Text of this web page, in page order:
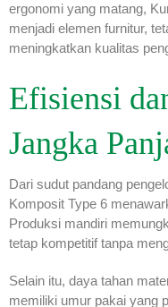
ergonomi yang matang,
menjadi elemen furnitur,
meningkatkan kualitas
Efisiensi
Jangka
Dari sudut pandang
Komposit Type 6
Produksi mandiri
tetap kompetitif tanpa
Selain itu, daya tahan
memiliki umur pakai yang